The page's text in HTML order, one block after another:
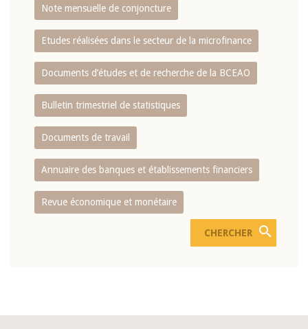
Note mensuelle de conjoncture
Etudes réalisées dans le secteur de la microfinance
Documents d’études et de recherche de la BCEAO
Bulletin trimestriel de statistiques
Documents de travail
Annuaire des banques et établissements financiers
Revue économique et monétaire